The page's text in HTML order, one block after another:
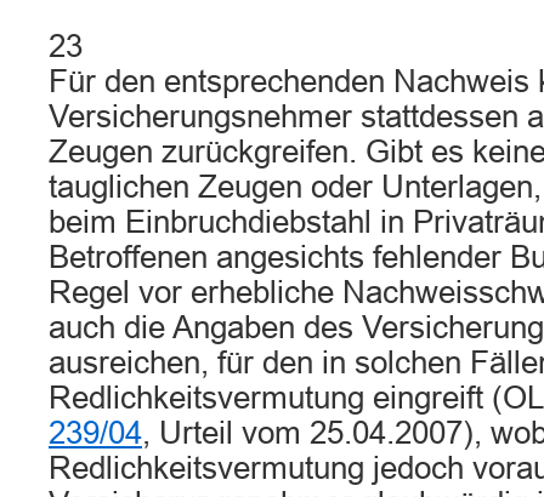
23
Für den entsprechenden Nachweis
Versicherungsnehmer stattdessen
Zeugen zurückgreifen. Gibt es
tauglichen Zeugen oder
beim Einbruchdiebstahl in
Betroffenen angesichts fehlender
Regel vor erhebliche
auch die Angaben des
ausreichen, für den in solchen
Redlichkeitsvermutung eingreift
239/04, Urteil vom 25.04.2007),
Redlichkeitsvermutung jedoch